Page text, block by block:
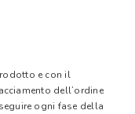
e con il
dell’ordine
ogni fase della